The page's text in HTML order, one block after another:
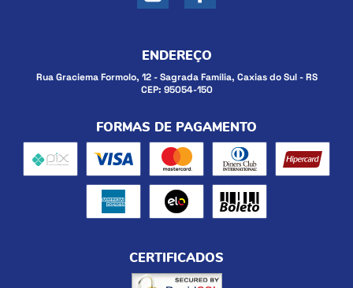
ENDEREÇO
Rua Graciema Formolo, 12-Sagrada Família, Caxias do Sul-RS
CEP: 95054-150
FORMAS DE PAGAMENTO
CERTIFICADOS